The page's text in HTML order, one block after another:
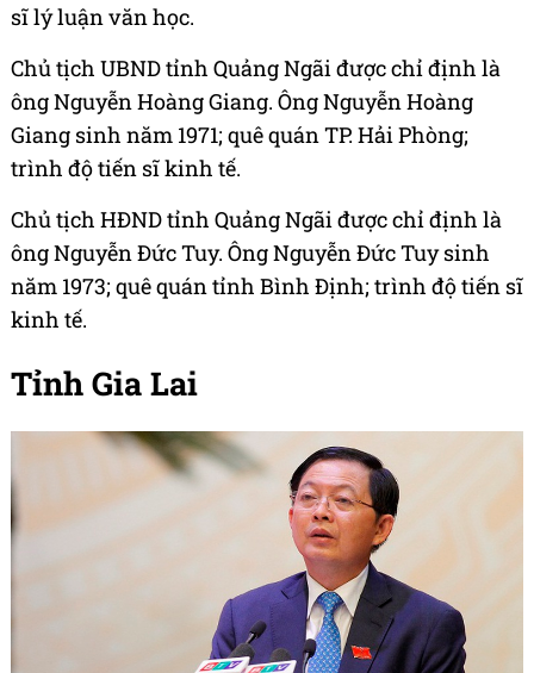
sĩ lý luận văn học.
Chủ tịch UBND tỉnh Quảng Ngãi được chỉ định là
ông Nguyễn Hoàng Giang. Ông Nguyễn Hoàng
Giang sinh năm 1971; quê quán TP. Hải Phòng;
trình độ tiến sĩ kinh tế.
Chủ tịch HĐND tỉnh Quảng Ngãi được chỉ định là
ông Nguyễn Đức Tuy. Ông Nguyễn Đức Tuy sinh
năm 1973; quê quán tỉnh Bình Định; trình độ tiến sĩ
kinh tế.
Tỉnh Gia Lai